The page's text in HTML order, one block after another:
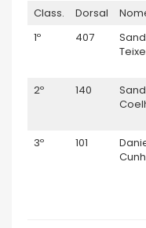
Class. Dorsal
1º
407
2º 140
3º 101